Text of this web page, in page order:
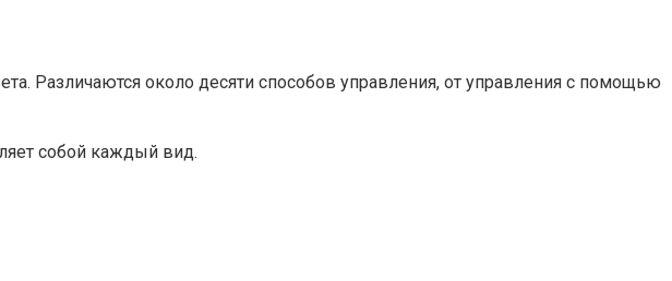
Различаются около десяти способов управления, от управления с помощью
собой каждый вид.